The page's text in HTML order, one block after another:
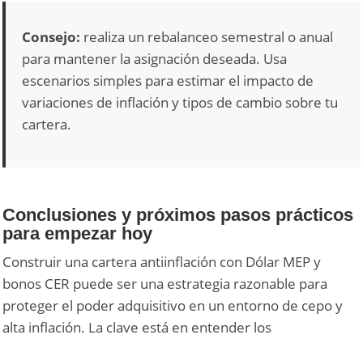
Consejo: realiza un rebalanceo semestral o anual
para mantener la asignación deseada. Usa
escenarios simples para estimar el impacto de
variaciones de inflación y tipos de cambio sobre tu
cartera.
Conclusiones y próximos pasos prácticos
para empezar hoy
Construir una cartera antiinflación con Dólar MEP y
bonos CER puede ser una estrategia razonable para
proteger el poder adquisitivo en un entorno de cepo y
alta inflación. La clave está en entender los